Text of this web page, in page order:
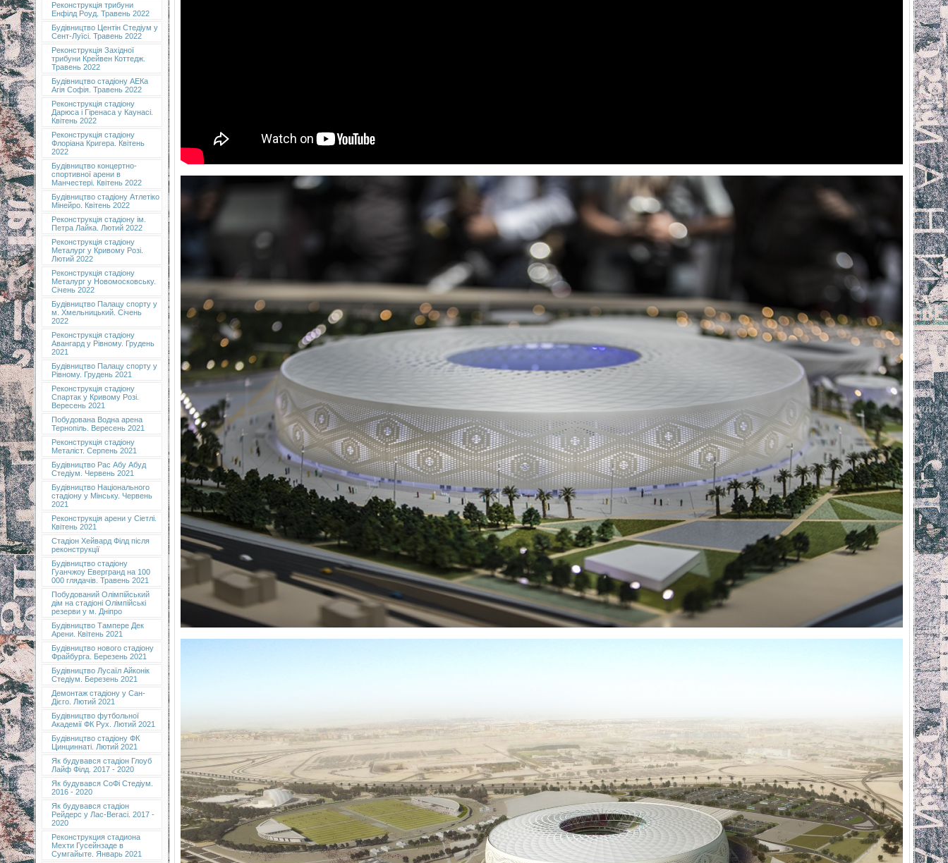
Реконструкція трибуни
Енфілд Роуд. Травень 2022
Будівництво Центін Стедіум у
Сент-Луїсі. Травень 2022
Реконструкція Західної
трибуни Крейвен Коттедж.
Травень 2022
Будівництво стадіону АЕКа
Агія Софія. Травень 2022
Реконструкція стадіону
Дарюса і Гіренаса у Каунасі.
Квітень 2022
Реконструкція стадіону
Флоріана Кригера. Квітень
2022
Будівництво концертно-
спортивної арени в
Манчестері. Квітень 2022
Будівництво стадіону Атлетіко
Мінейро. Квітень 2022
Реконструкція стадіону ім.
Петра Лайка. Лютий 2022
Реконструкція стадіону
Металург у Кривому Розі.
Лютий 2022
Реконструкція стадіону
Металург у Новомосковську.
Січень 2022
Будівництво Палацу спорту у
м. Хмельницький. Січень
2022
Реконструкція стадіону
Авангард у Рівному. Грудень
2021
Будівництво Палацу спорту у
Рівному. Грудень 2021
Реконструкція стадіону
Спартак у Кривому Розі.
Вересень 2021
Побудована Водна арена
Тернопіль. Вересень 2021
Реконструкція стадіону
Металіст. Серпень 2021
Будівництво Рас Абу Абуд
Стедіум. Червень 2021
Будівництво Національного
стадіону у Мінську. Червень
2021
Реконструкція арени у Сіетлі.
Квітень 2021
Стадіон Хейвард Філд після
реконструкції
Будівництво стадіону
Гуанчжоу Евергранд на 100
000 глядачів. Травень 2021
Побудований Олімпійський
дім на стадіоні Олімпійські
резерви у м. Дніпро
Будівництво Тампере Дек
Арени. Квітень 2021
Будівництво нового стадіону
Фрайбурга. Березень 2021
Будівництво Лусаїл Айконік
Стедіум. Березень 2021
Демонтаж стадіону у Сан-
Дієго. Лютий 2021
Будівництво футбольної
Академії ФК Рух. Лютий 2021
Будівництво стадіону ФК
Цинциннаті. Лютий 2021
Як будувався стадіон Глоуб
Лайф Філд. 2017 - 2020
Як будувався СоФі Стедіум.
2016 - 2020
Як будувався стадіон
Рейдерс у Лас-Вегасі. 2017 -
2020
Реконструкция стадиона
Мехти Гусейнзаде в
Сумгайыте. Январь 2021